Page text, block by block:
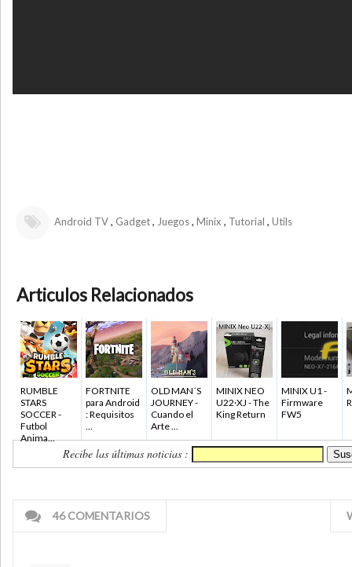
Android TV, Gadget, Juegos, Minix , Tutorial , Utils
Articulos Relacionados
RUMBLE
STARS
SOCCER -
Futbol
Anima...
FORTNITE
para Android
: Requisitos
OLD MAN´S
JOURNEY -
Cuando el
Arte ...
MINIX NEO
U22·XJ - The
King Return
MINIX U1 -
Firmware
FW5
Recibe las últimas noticias :
46 COMENTARIOS